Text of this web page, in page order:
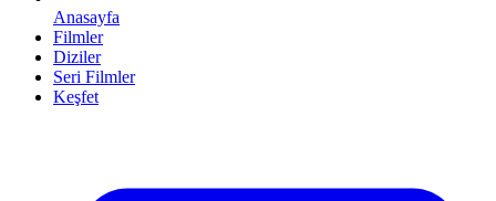
Anasayfa
Filmler
Diziler
Seri Filmler
Keşfet